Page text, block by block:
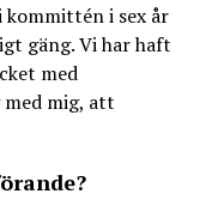
kommittén i sex år
gäng. Vi har haft
med
mig, att